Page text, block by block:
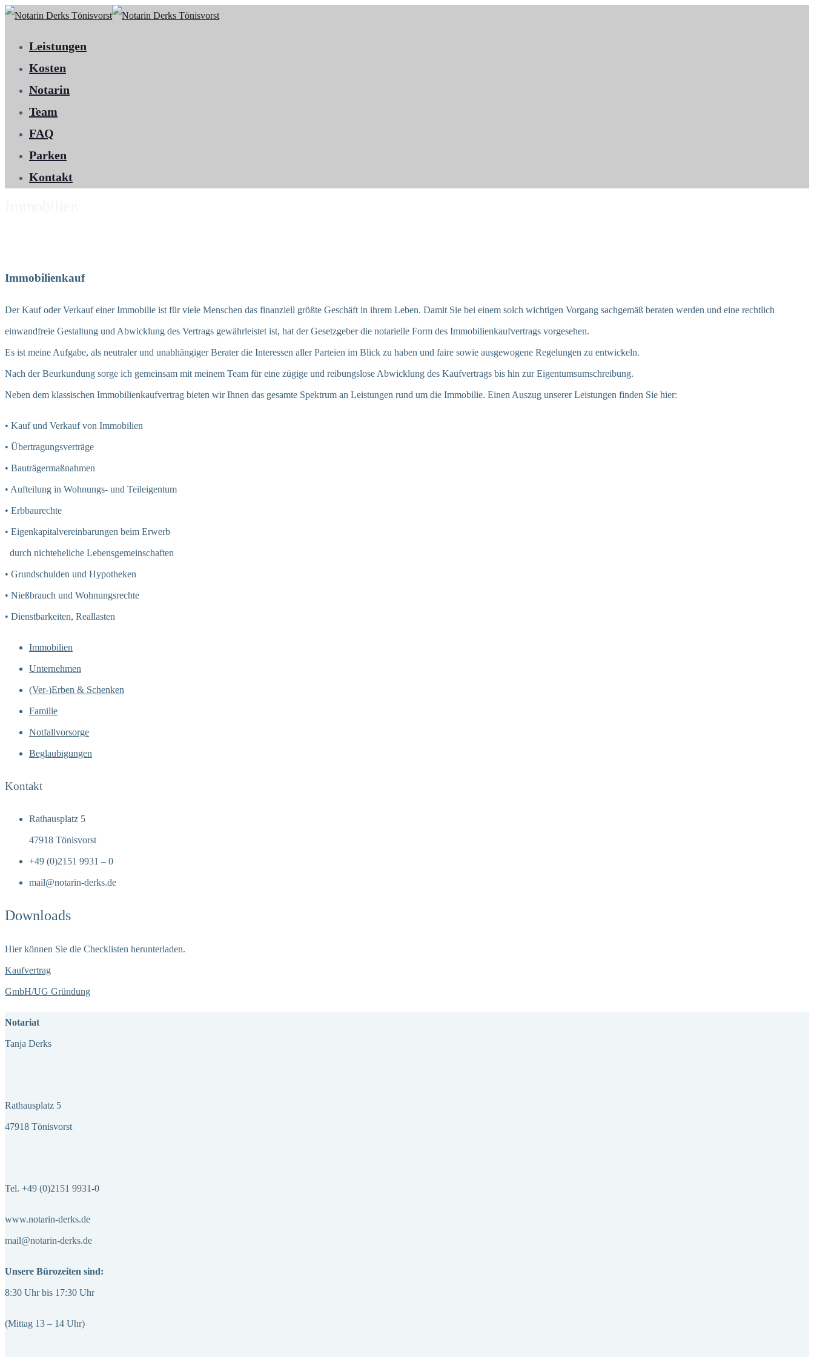
Leistungen
Kosten
Notarin
Team
FAQ
Parken
Kontakt
Immobilienkauf
Der Kauf oder Verkauf einer Immobilie ist für viele Menschen das finanziell größte Geschäft in ihrem Leben. Damit Sie bei einem solch wichtigen Vorgang sachgemäß beraten werden und eine rechtlich
einwandfreie Gestaltung und Abwicklung des Vertrags gewährleistet ist, hat der Gesetzgeber die notarielle Form des Immobilienkaufvertrags vorgesehen.
Es ist meine Aufgabe, als neutraler und unabhängiger Berater die Interessen aller Parteien im Blick zu haben und faire sowie ausgewogene Regelungen zu entwickeln.
Nach der Beurkundung sorge ich gemeinsam mit meinem Team für eine zügige und reibungslose Abwicklung des Kaufvertrags bis hin zur Eigentumsumschreibung.
Neben dem klassischen Immobilienkaufvertrag bieten wir Ihnen das gesamte Spektrum an Leistungen rund um die Immobilie. Einen Auszug unserer Leistungen finden Sie hier:
• Kauf und Verkauf von Immobilien
• Übertragungsverträge
• Bauträgermaßnahmen
• Aufteilung in Wohnungs- und Teileigentum
• Erbbaurechte
• Eigenkapitalvereinbarungen beim Erwerb
durch nichteheliche Lebensgemeinschaften
• Grundschulden und Hypotheken
• Nießbrauch und Wohnungsrechte
• Dienstbarkeiten, Reallasten
Immobilien
Unternehmen
(Ver-)Erben & Schenken
Familie
Notfallvorsorge
Beglaubigungen
Kontakt
Rathausplatz 5
47918 Tönisvorst
+49 (0)2151 9931 – 0
mail@notarin-derks.de
Downloads
Hier können Sie die Checklisten herunterladen.
Kaufvertrag
GmbH/UG Gründung
Notariat
Tanja Derks
Rathausplatz 5
47918 Tönisvorst
Tel. +49 (0)2151 9931-0
www.notarin-derks.de
mail@notarin-derks.de
Unsere Bürozeiten sind:
8:30 Uhr bis 17:30 Uhr
(Mittag 13 – 14 Uhr)